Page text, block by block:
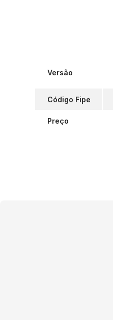
Versão
Código Fipe
Preço